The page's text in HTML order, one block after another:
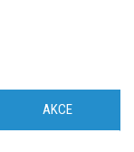
AKCE